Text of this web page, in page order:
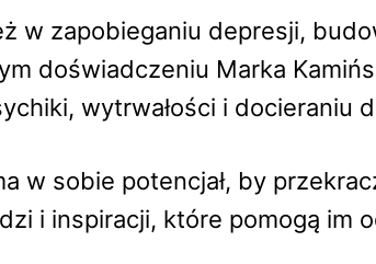
w zapobieganiu depresji,
doświadczeniu Marka
wytrwałości i docieraniu
w sobie potencjał, by
i inspiracji, które pomogą im